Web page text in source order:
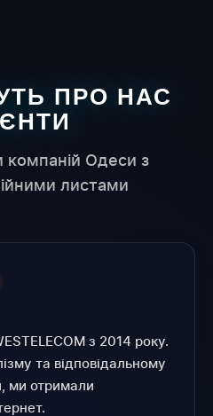
ПРО НАС
компаній Одеси з
листами
з 2014 року.
та відповідальному
ми отримали